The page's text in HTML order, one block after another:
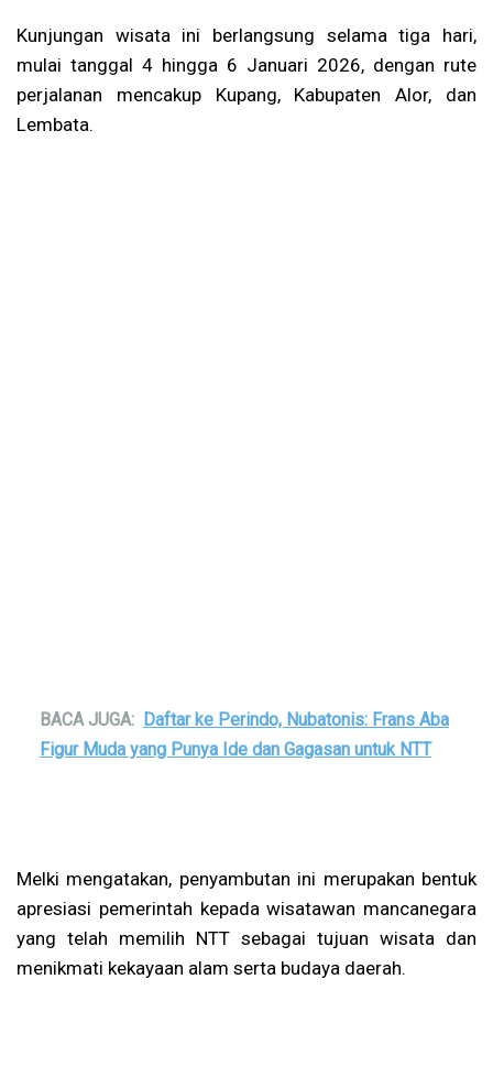
Kunjungan wisata ini berlangsung selama tiga hari,
mulai tanggal 4 hingga 6 Januari 2026, dengan rute
perjalanan mencakup Kupang, Kabupaten Alor, dan
Lembata.
BACA JUGA: Daftar ke Perindo, Nubatonis: Frans Aba
Figur Muda yang Punya Ide dan Gagasan untuk NTT
Melki mengatakan, penyambutan ini merupakan bentuk
apresiasi pemerintah kepada wisatawan mancanegara
yang telah memilih NTT sebagai tujuan wisata dan
menikmati kekayaan alam serta budaya daerah.